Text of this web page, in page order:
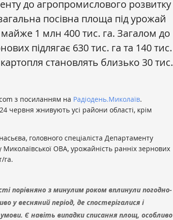
до агропромислового розвитку
посівна площа під урожай
1 млн 400 тис. га. Загалом до
підлягає 630 тис. га та 140 тис.
становлять близько 30 тис.
з посиланням на Радіодень.Миколаїв.
червня жнивують усі райони області, крім
головного спеціаліста Департаменту
ОВА, урожайність ранніх зернових
га.
порівняно з минулим роком вплинули погодно-
у весняний період, де спостерігалися і
Є навіть випадки списання площ, особливо